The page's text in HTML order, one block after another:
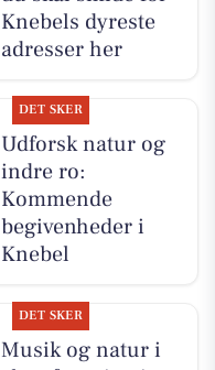
Knebels dyreste
adresser her
DET SKER
Udforsk natur og
indre ro:
Kommende
begivenheder i
Knebel
DET SKER
Musik og natur i